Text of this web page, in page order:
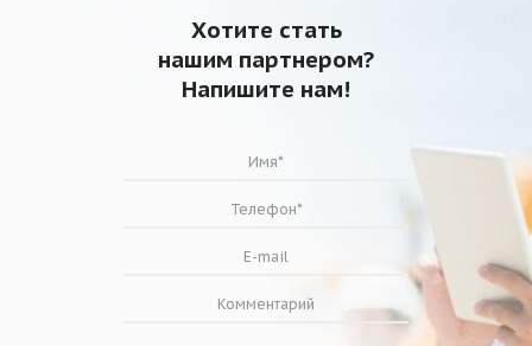
Хотите стать
нашим партнером?
Напишите нам!